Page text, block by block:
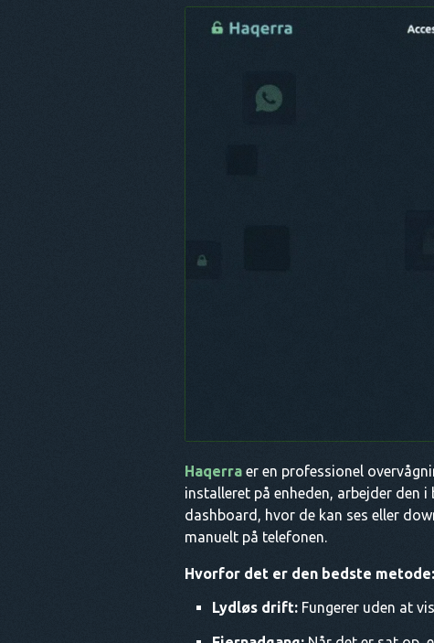
Haqerra er en professionel
installeret på enheden, arbejder den
dashboard, hvor de kan ses eller
manuelt på telefonen.
Hvorfor det er den bedste metode:
Lydløs drift: Fungerer uden at